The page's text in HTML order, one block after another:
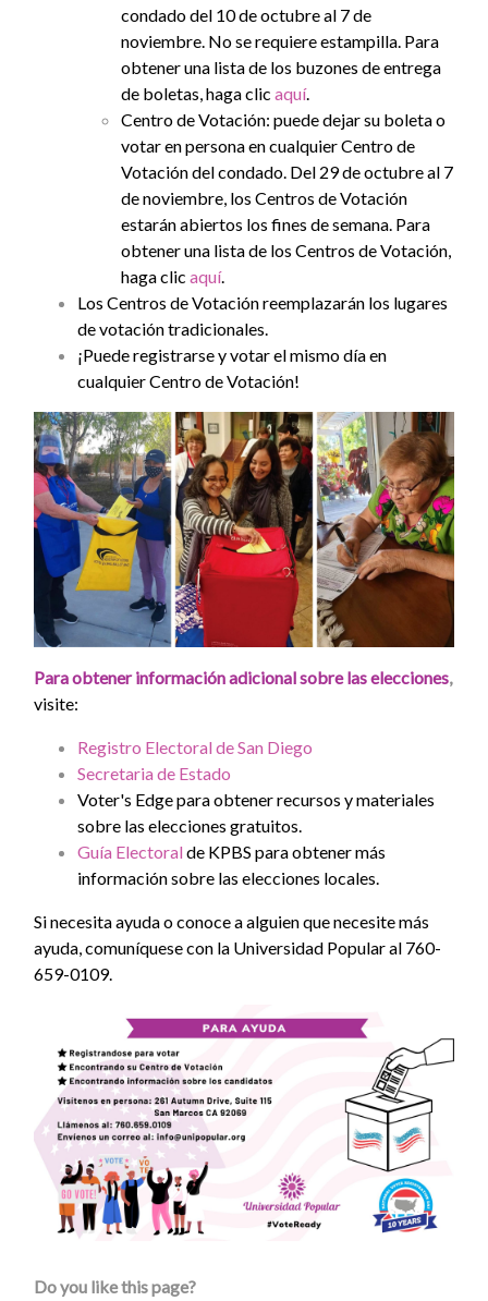
condado del 10 de octubre al 7 de
noviembre. No se requiere estampilla. Para
obtener una lista de los buzones de entrega
de boletas, haga clicaquí.
Centro de Votación: puede dejar su boleta o
votar en persona en cualquier Centro de
Votación del condado. Del 29 de octubre al 7
de noviembre, los Centros de Votación
estarán abiertos los fines de semana. Para
obtener una lista de los Centros de Votación,
haga clicaquí.
Los Centros de Votación reemplazarán los lugares
de votación tradicionales.
¡Puede registrarse y votar el mismo día en
cualquier Centro de Votación!
Para obtener información adicional sobre las elecciones,
visite:
Registro Electoral de San Diego
Secretaria de Estado
Voter's Edgepara obtener recursos y materiales
sobre las elecciones gratuitos.
Guía Electoralde KPBS para obtener más
información sobre las elecciones locales.
Si necesita ayuda o conoce a alguien que necesite más
ayuda, comuníquese con la Universidad Popular al 760-
659-0109.
Do you like this page?